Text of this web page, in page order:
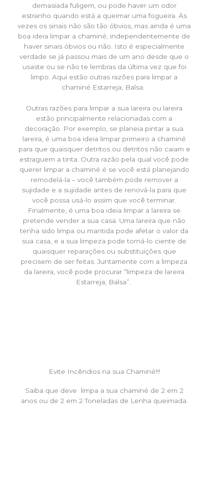
demasiada fuligem, ou pode haver um odor
estranho quando está a queimar uma fogueira. Às
vezes os sinais não são tão óbvios, mas ainda é uma
boa ideia limpar a chaminé, independentemente de
haver sinais óbvios ou não. Isto é especialmente
verdade se já passou mais de um ano desde que o
usaste ou se não te lembras da última vez que foi
limpo. Aqui estão outras razões para limpar a
chaminé Estarreja, Balsa.
Outras razões para limpar a sua lareira ou lareira
estão principalmente relacionadas com a
decoração. Por exemplo, se planeia pintar a sua
lareira, é uma boa ideia limpar primeiro a chaminé
para que quaisquer detritos ou detritos não caiam e
estraguem a tinta. Outra razão pela qual você pode
querer limpar a chaminé é se você está planejando
remodelá-la – você também pode remover a
sujidade e a sujidade antes de renová-la para que
você possa usá-lo assim que você terminar.
Finalmente, é uma boa ideia limpar a lareira se
pretende vender a sua casa. Uma lareira que não
tenha sido limpa ou mantida pode afetar o valor da
sua casa, e a sua limpeza pode torná-lo ciente de
quaisquer reparações ou substituições que
precisem de ser feitas. Juntamente com a limpeza
da lareira, você pode procurar “limpeza de lareira
Estarreja, Balsa”.
Evite Incêndios na sua Chaminé!!!
Saiba que deve limpa a sua chaminé de 2 em 2
anos ou de 2 em 2 Toneladas de Lenha queimada.